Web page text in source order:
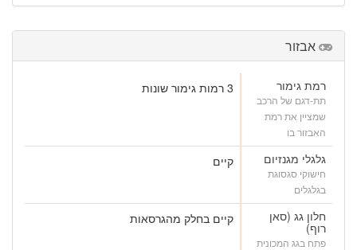
אבזור
רמת גימור
תת-דגם של הרכב
שמציין את רמת
האבזור בו
3 רמות גימור שונות
גלגלי מגנזיום
חישוקי סגסוגת
בגלגלים
קיים
חלון גג (סאן
רוף)
פתח בגג המכונית
קיים בחלק מהגרסאות